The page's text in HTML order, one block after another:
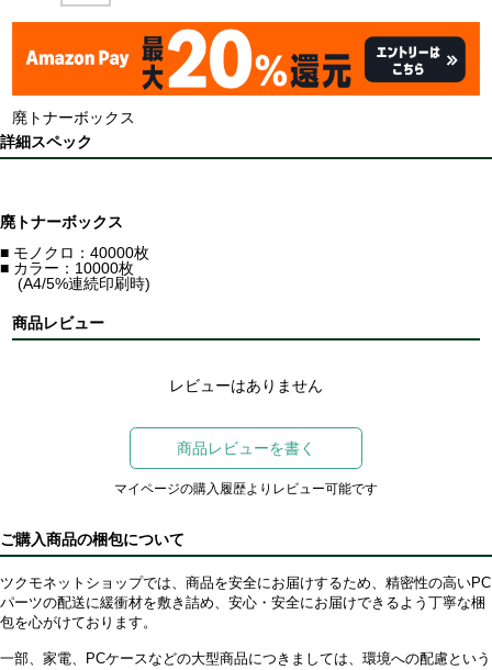
廃トナーボックス
詳細スペック
廃トナーボックス
■ モノクロ：40000枚
■ カラー：10000枚
(A4/5%連続印刷時)
商品レビュー
レビューはありません
商品レビューを書く
マイページの購入履歴よりレビュー可能です
ご購入商品の梱包について
ツクモネットショップでは、商品を安全にお届けするため、精密性の高いPC
パーツの配送に緩衝材を敷き詰め、安心・安全にお届けできるよう丁寧な梱
包を心がけております。
一部、家電、PCケースなどの大型商品につきましては、環境への配慮という